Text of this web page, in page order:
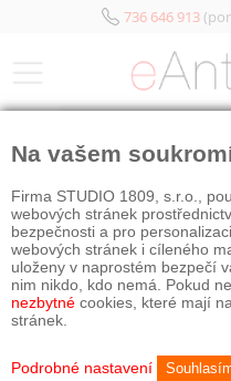
736 646 913
Na vašem
Firma STUDIO 1809, s.r.o.,
webových stránek
bezpečnosti a pro
webových stránek i cíleného
uloženy v naprostém bezpečí
nim nikdo, kdo nemá. Pokud
nezbytné cookies, které mají
stránek.
Podrobné nastavení